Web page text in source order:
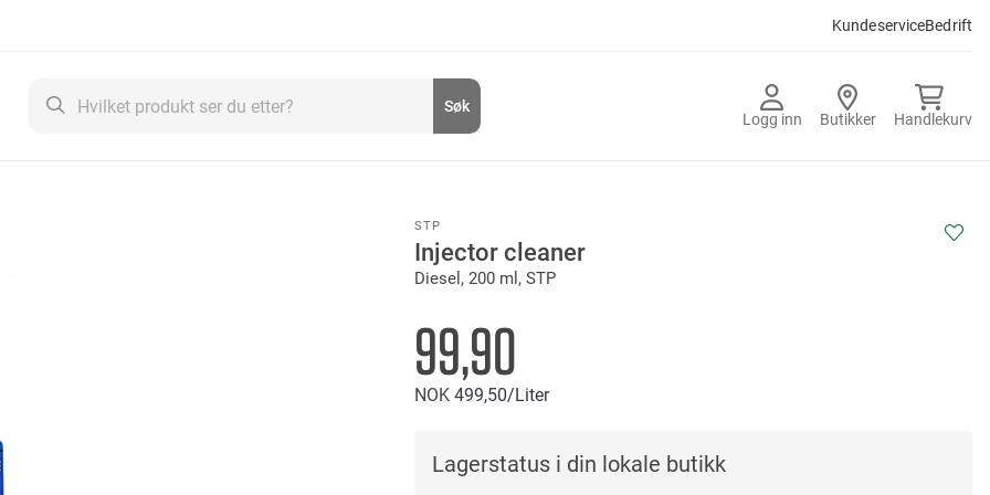
KundeserviceBedrift
Logg inn Butikker Handlekurv
Søk
STP
Injector cleaner
Diesel, 200 ml, STP
99,90
NOK499 50/Liter
Lagerstatus i din lokale butikk